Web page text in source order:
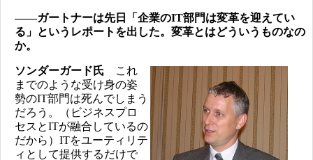
――ガートナーは先日「企業のIT部門は変革を迎えてい
る」というレポートを出した。変革とはどういうものなの
か。
ソンダーガード氏 これ
までのような受け身の姿
勢のIT部門は死んでしまう
だろう。（ビジネスプロ
セスとITが融合しているの
だから）ITをユーティリテ
ィとして提供するだけで